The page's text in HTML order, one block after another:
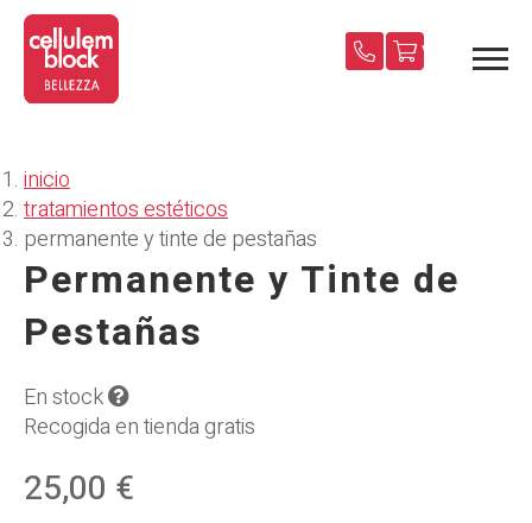
Validar
compra
inicio
tratamientos estéticos
permanente y tinte de pestañas
Permanente y Tinte de
Pestañas
En stock
Recogida en tienda gratis
25,00 €